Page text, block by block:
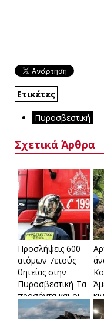
Ετικέτες
Πυροσβεστική
Σχετικά Άρθρα
Προσλήψεις 600
ατόμων 7ετούς
θητείας στην
Πυροσβεστική-Τα
προσόντα και οι
προϋποθέσεις-